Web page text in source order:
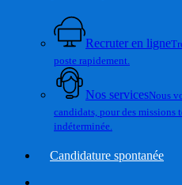
Recruter en ligne
poste rapidement.
Nos servicesNous
candidats, pour des missions
indéterminée.
Candidature spontanée